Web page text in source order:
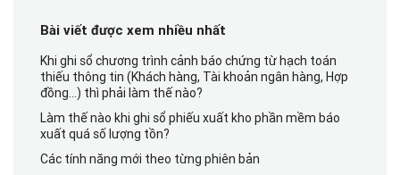
Bài viết được xem nhiều nhất
Khi ghi sổ chương trình cảnh báo chứng từ hạch toán
thiếu thông tin (Khách hàng, Tài khoản ngân hàng, Hợp
đồng…) thì phải làm thế nào?
Làm thế nào khi ghi sổ phiếu xuất kho phần mềm báo
xuất quá số lượng tồn?
Các tính năng mới theo từng phiên bản